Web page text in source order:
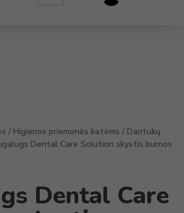
/ Higienos priemonės katėms / Dantukų
Dental Care Solution skystis burnos
Dental Care